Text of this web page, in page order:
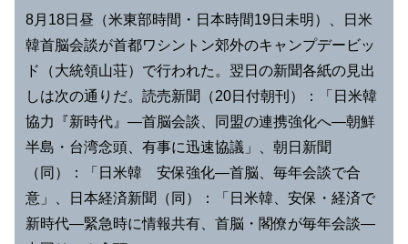
8月18日昼（米東部時間・日本時間19日未明）、日米
韓首脳会談が首都ワシントン郊外のキャンプデービッ
ド（大統領山荘）で行われた。翌日の新聞各紙の見出
しは次の通りだ。読売新聞（20日付朝刊）：「日米韓
協力『新時代』―首脳会談、同盟の連携強化へ―朝鮮
半島・台湾念頭、有事に迅速協議」、朝日新聞
（同）：「日米韓 安保強化―首脳、毎年会談で合
意」、日本経済新聞（同）：「日米韓、安保・経済で
新時代―緊急時に情報共有、首脳・閣僚が毎年会談―